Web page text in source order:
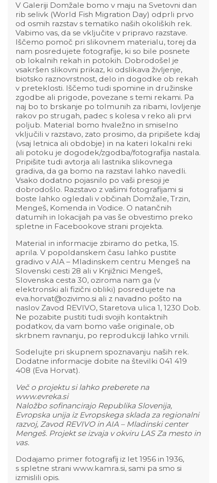
V Galeriji Domžale bomo v maju na Svetovni dan
rib selivk (World Fish Migration Day) odprli prvo
od osmih razstav s tematiko naših okoliških rek.
Vabimo vas, da se vključite v pripravo razstave.
Iščemo pomoč pri slikovnem materialu, torej da
nam posredujete fotografije, ki so bile posnete
ob lokalnih rekah in potokih. Dobrodošel je
vsakršen slikovni prikaz, ki odslikava življenje,
biotsko raznovrstnost, delo in dogodke ob rekah
v preteklosti. Iščemo tudi spomine in družinske
zgodbe ali prigode, povezane s temi rekami. Pa
naj bo to brskanje po tolmunih za ribami, lovljenje
rakov po strugah, padec s kolesa v reko ali prvi
poljub. Material bomo hvaležno in smiselno
vključili v razstavo, zato prosimo, da pripišete kdaj
(vsaj letnica ali obdobje) in na kateri lokalni reki
ali potoku je dogodek/zgodba/fotografija nastala.
Pripišite tudi avtorja ali lastnika slikovnega
gradiva, da ga bomo na razstavi lahko navedli.
Vsako dodatno pojasnilo po vaši presoji je
dobrodošlo. Razstavo z vašimi fotografijami si
boste lahko ogledali v občinah Domžale, Trzin,
Mengeš, Komenda in Vodice. O natančnih
datumih in lokacijah pa vas še obvestimo preko
spletne in Facebookove strani projekta.
Material in informacije zbiramo do petka, 15.
aprila. V popoldanskem času lahko pustite
gradivo v AIA – Mladinskem centru Mengeš na
Slovenski cesti 28 ali v Knjižnici Mengeš,
Slovenska cesta 30, oziroma nam ga (v
elektronski ali fizični obliki) posredujete na
eva.horvat@ozivimo.si ali z navadno pošto na
naslov Zavod REVIVO, Staretova ulica 1, 1230 Dob.
Ne pozabite pustiti tudi svojih kontaktnih
podatkov, da vam bomo vaše originale, ob
skrbnem ravnanju, po reprodukciji lahko vrnili.
Sodelujte pri skupnem spoznavanju naših rek.
Dodatne informacije dobite na številki 041 419
408 (Eva Horvat).
Več o projektu si lahko preberete na
www.evreka.si
Naložbo sofinancirajo Republika Slovenija,
Evropska unija iz Evropskega sklada za regionalni
razvoj, Zavod REVIVO in AIA – Mladinski center
Mengeš. Projekt se izvaja v okviru LAS Za mesto in
vas.
Dodajamo primer fotografij iz let 1956 in 1936,
s spletne strani www.kamra.si, sami pa smo si
izmislili opis.